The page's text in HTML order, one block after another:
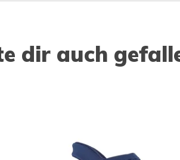
dir auch